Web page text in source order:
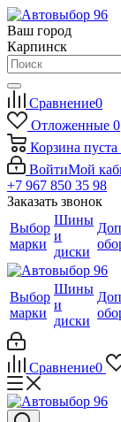
Ваш город
Карпинск
Сравнение0
Отложенные 0
Корзина пуста
ВойтиМой
+7 967 850 35 98
Заказать звонок
Выбор
марки
Шины
и
диски
Выбор
марки
Шины
и
диски
Сравнение0